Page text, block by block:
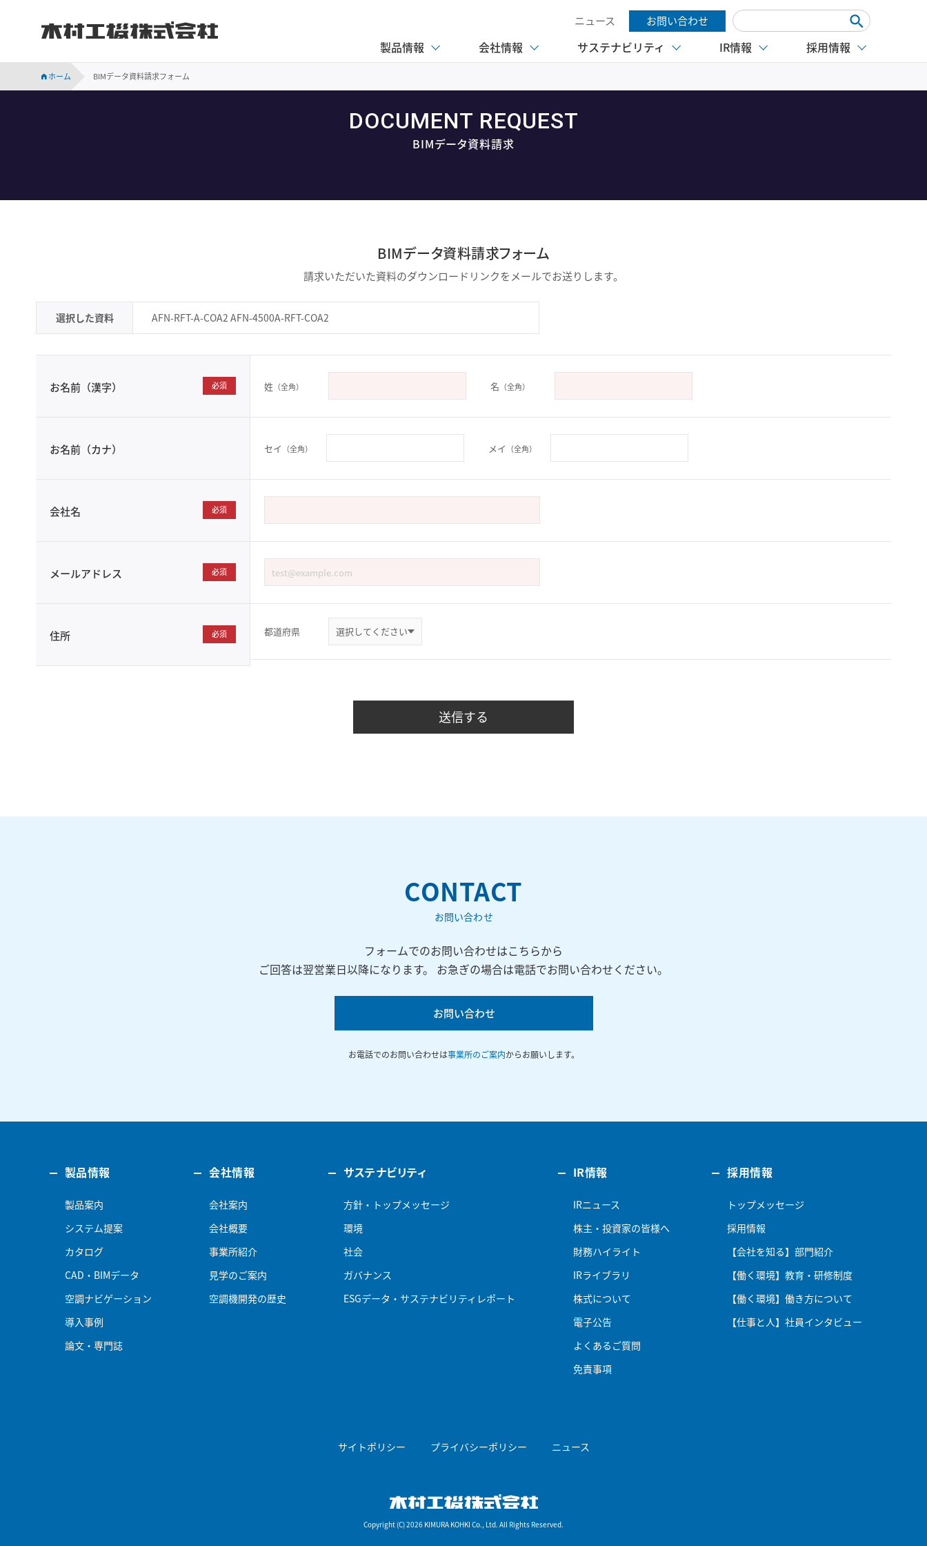
ニュース お問い合わせ
製品情報 会社情報 サステナビリティ IR情報 採用情報
ホーム BIMデータ資料請求フォーム
DOCUMENT REQUEST
BIMデータ資料請求
BIMデータ資料請求フォーム
請求いただいた資料のダウンロードリンクをメールでお送りします。
選択した資料 AFN-RFT-A-COA2 AFN-4500A-RFT-COA2
お名前（漢字） 必須 姓 （全角） 名 （全角）
お名前（カナ） セイ （全角） メイ （全角）
会社名 必須
メールアドレス 必須
住所 必須 都道府県
CONTACT
お問い合わせ
フォームでのお問い合わせはこちらから
ご回答は翌営業日以降になります。 お急ぎの場合は電話でお問い合わせください。
お問い合わせ
お電話でのお問い合わせは事業所のご案内からお願いします。
製品情報
製品案内
システム提案
カタログ
CAD・BIMデータ
空調ナビゲーション
導入事例
論文・専門誌
会社情報
会社案内
会社概要
事業所紹介
見学のご案内
空調機開発の歴史
サステナビリティ
方針・トップメッセージ
環境
社会
ガバナンス
ESGデータ・サステナビリティレポート
IR情報
IRニュース
株主・投資家の皆様へ
財務ハイライト
IRライブラリ
株式について
電子公告
よくあるご質問
免責事項
採用情報
トップメッセージ
採用情報
【会社を知る】部門紹介
【働く環境】教育・研修制度
【働く環境】働き方について
【仕事と人】社員インタビュー
サイトポリシー プライバシーポリシー ニュース
木村工機株式会社
Copyright (C) 2026 KIMURA KOHKI Co., Ltd. All Rights Reserved.